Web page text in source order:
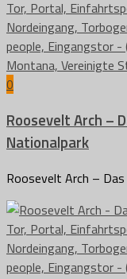
0
Roosevelt Arch –
Nationalpark
Roosevelt Arch –